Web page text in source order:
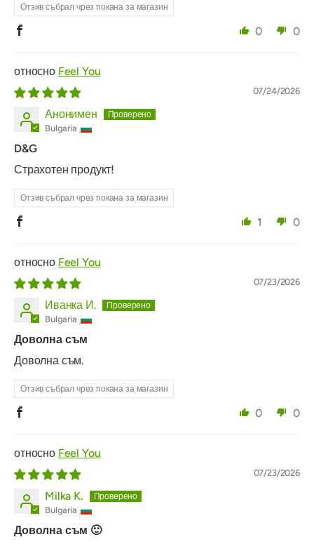
Отзив събрал чрез покана за магазин
0 0
Feel You
07/24/2026
Анонимен
Bulgaria
D&G
Страхотен продукт!
Отзив събрал чрез покана за магазин
1 0
Feel You
07/23/2026
Иванка И.
Bulgaria
Доволна съм
Доволна съм.
Отзив събрал чрез покана за магазин
0 0
Feel You
07/23/2026
Milka K.
Bulgaria
Доволна съм 🙂